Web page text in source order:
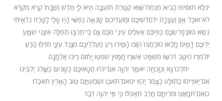
יגלֹ֣א תוֹסִ֗יפוּ הָבִיא֙ מִנְחַת־שָׁ֔וְא קְטֹ֧רֶת תּוֹעֵבָ֛ה הִ֖יא לִ֑י חֹ֤דֶשׁ וְשַׁבָּת֙ קְרֹ֣א מִקְרָ֔א
לֹא־אוּכַ֥ל אָ֖וֶן וַעֲצָרָֽה׃ ידחׇדְשֵׁיכֶ֤ם וּמֽוֹעֲדֵיכֶם֙ שָֽׂנְאָ֣ה נַפְשִׁ֔י הָי֥וּ עָלַ֖י לָטֹ֑רַח נִלְאֵ֖יתִי
נְשֹֽׂא׃ טווּבְפָרִשְׂכֶ֣ם כַּפֵּיכֶ֗ם אַעְלִ֤ים עֵינַי֙ מִכֶּ֔ם גַּ֛ם כִּֽי־תַרְבּ֥וּ תְפִלָּ֖ה אֵינֶ֣נִּי שֹׁמֵ֑עַ
יְדֵיכֶ֖ם דָּמִ֥ים מָלֵֽאוּ׃ טזרַֽחֲצוּ֙ הִזַּכּ֔וּ הָסִ֛ירוּ רֹ֥עַ מַעַלְלֵיכֶ֖ם מִנֶּ֣גֶד עֵינָ֑י חִדְל֖וּ הָרֵֽעַ׃
יזלִמְד֥וּ הֵיטֵ֛ב דִּרְשׁ֥וּ מִשְׁפָּ֖ט אַשְּׁר֣וּ חָמ֑וֹץ שִׁפְט֣וּ יָת֔וֹם רִ֖יבוּ אַלְמָנָֽה׃
יחלְכוּ־נָ֛א וְנִוָּכְחָ֖ה יֹאמַ֣ר יְהֹוָ֑ה אִם־יִהְי֨וּ חֲטָאֵיכֶ֤ם כַּשָּׁנִים֙ כַּשֶּׁ֣לֶג יַלְבִּ֔ינוּ
אִם־יַאְדִּ֥ימוּ כַתּוֹלָ֖ע כַּצֶּ֥מֶר יִֽהְיֽוּ׃ יטאִם־תֹּאב֖וּ וּשְׁמַעְתֶּ֑ם ט֥וּב הָאָ֖רֶץ תֹּאכֵֽלוּ׃
כוְאִם־תְּמָאֲנ֖וּ וּמְרִיתֶ֑ם חֶ֣רֶב תְּאֻכְּל֔וּ כִּ֛י פִּ֥י יְהֹוָ֖ה דִּבֵּֽר׃